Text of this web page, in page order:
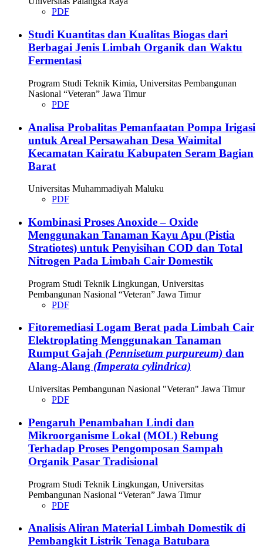
PDF
Studi Kuantitas dan Kualitas Biogas dari
Berbagai Jenis Limbah Organik dan Waktu
Fermentasi
Program Studi Teknik Kimia, Universitas Pembangunan
Nasional “Veteran” Jawa Timur
PDF
Analisa Probalitas Pemanfaatan Pompa Irigasi
untuk Areal Persawahan Desa Waimital
Kecamatan Kairatu Kabupaten Seram Bagian
Barat
Universitas Muhammadiyah Maluku
PDF
Kombinasi Proses Anoxide – Oxide
Menggunakan Tanaman Kayu Apu (Pistia
Stratiotes) untuk Penyisihan COD dan Total
Nitrogen Pada Limbah Cair Domestik
Program Studi Teknik Lingkungan, Universitas
Pembangunan Nasional “Veteran” Jawa Timur
PDF
Fitoremediasi Logam Berat pada Limbah Cair
Elektroplating Menggunakan Tanaman
Rumput Gajah (Pennisetum purpureum) dan
Alang-Alang (Imperata cylindrica)
Universitas Pembangunan Nasional "Veteran" Jawa Timur
PDF
Pengaruh Penambahan Lindi dan
Mikroorganisme Lokal (MOL) Rebung
Terhadap Proses Pengomposan Sampah
Organik Pasar Tradisional
Program Studi Teknik Lingkungan, Universitas
Pembangunan Nasional “Veteran” Jawa Timur
PDF
Analisis Aliran Material Limbah Domestik di
Pembangkit Listrik Tenaga Batubara